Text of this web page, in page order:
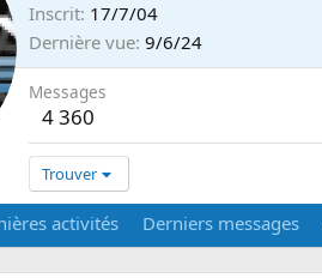
Inscrit 17/7/04
Dernière vue 9/6/24
Messages
4 360
Trouver
activités Derniers messages